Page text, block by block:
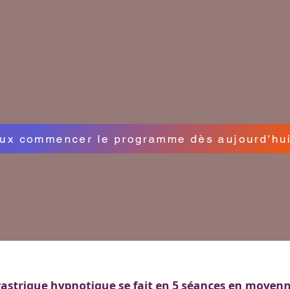
commencer le programme dès
hypnotique se fait en 5 séances en